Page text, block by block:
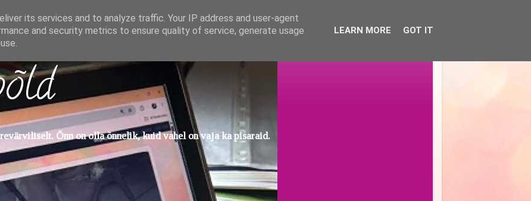
Õnn on olla õnnelik, kuid vahel on vaja ka pisaraid.
its services and to analyze traffic. Your IP address and user-agent
and security metrics to ensure quality of service, generate usage
LEARN MORE GOT IT